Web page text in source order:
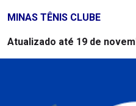
MINAS TÊNIS CLUBE
Atualizado até 19 de